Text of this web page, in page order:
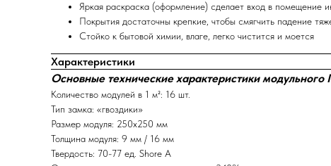
Яркая раскраска (оформление) сделает вход в помещение
Покрытия достаточны крепкие, чтобы смягчить падение
Стойко к бытовой химии, влаге, легко чистится и моется
Характеристики
Основные технические характеристики
Количество модулей в 1 м²: 16 шт.
Тип замка: «гвоздики»
Размер модуля: 250х250 мм
Толщина модуля: 9 мм / 16 мм
Твердость: 70-77 ед. Shore A